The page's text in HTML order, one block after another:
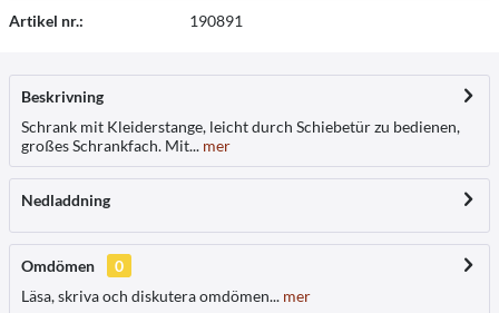
Artikel nr.: 190891
Beskrivning
Schrank mit Kleiderstange, leicht durch Schiebetür zu bedienen,
großes Schrankfach. Mit... mer
Nedladdning
Omdömen
0
Läsa, skriva och diskutera omdömen... mer